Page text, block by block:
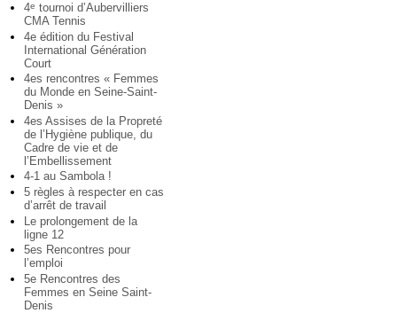
4e tournoi d’Aubervilliers
CMA Tennis
4e édition du Festival
International Génération
Court
4es rencontres « Femmes
du Monde en Seine-Saint-
Denis »
4es Assises de la Propreté
de l’Hygiène publique, du
Cadre de vie et de
l’Embellissement
4-1 au Sambola !
5 règles à respecter en cas
d’arrêt de travail
Le prolongement de la
ligne 12
5es Rencontres pour
l’emploi
5e Rencontres des
Femmes en Seine Saint-
Denis